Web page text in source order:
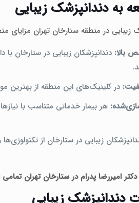
به دندانپزشک زیبایی
زیبایی در منطقه ستارخان تهران
بالا:دندانپزشکان زیبایی در ستارخان
در کلینیک‌های این منطقه از بهترین
هر بیمار خدماتی متناسب با
زیبایی در ستارخان از
امیررضا پدرام در ستارخان تهران
دندانپزشک زیبایی